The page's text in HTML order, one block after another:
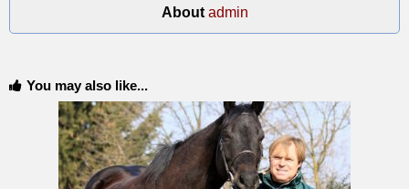
About admin
You may also like...